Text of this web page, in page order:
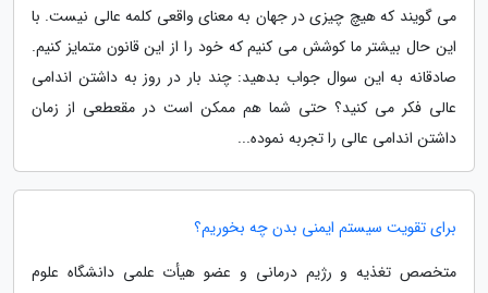
می گویند که هیچ چیزی در جهان به معنای واقعی کلمه عالی نیست. با
این حال بیشتر ما کوشش می کنیم که خود را از این قانون متمایز کنیم.
صادقانه به این سوال جواب بدهید: چند بار در روز به داشتن اندامی
عالی فکر می کنید؟ حتی شما هم ممکن است در مقعطعی از زمان
داشتن اندامی عالی را تجربه نموده...
برای تقویت سیستم ایمنی بدن چه بخوریم؟
متخصص تغذیه و رژیم درمانی و عضو هیأت علمی دانشگاه علوم